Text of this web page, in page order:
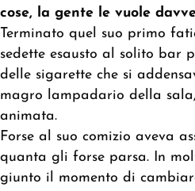
cose, la gente le vuole
Terminato quel suo primo
sedette esausto al solito bar
delle sigarette che si
magro lampadario della
animata.
Forse al suo comizio aveva
quanta gli forse parsa. In
giunto il momento di